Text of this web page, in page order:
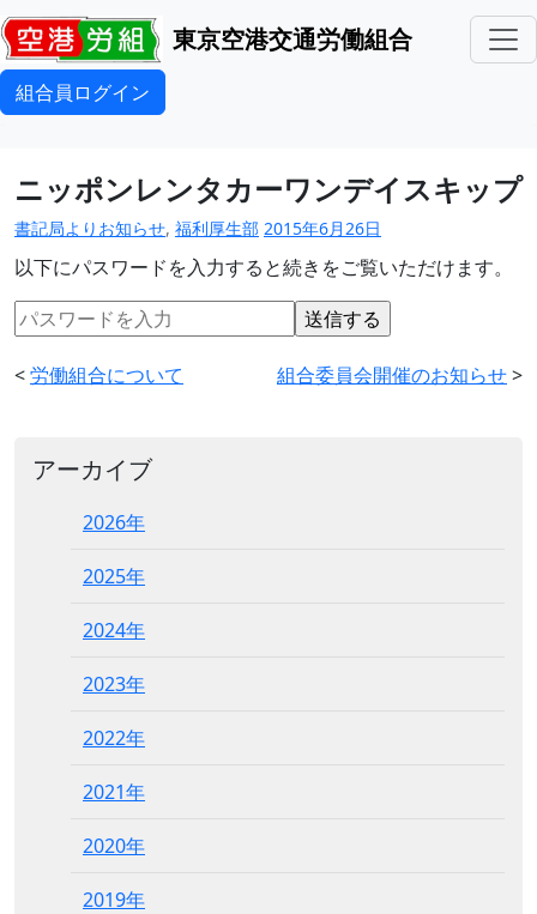
東京空港交通労働組合
組合員ログイン
アーカイブ
2026年
2025年
2024年
2023年
2022年
2021年
2020年
2019年
ニッポンレンタカーワンデイスキップ
書記局よりお知らせ, 福利厚生部 2015年6月26日
以下にパスワードを入力すると続きをご覧いただけます。
<労働組合について 組合委員会開催のお知らせ>